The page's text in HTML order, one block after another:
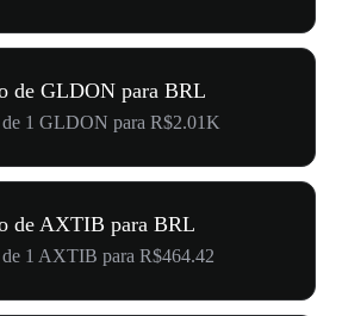
de GLDON para BRL
de 1 GLDON para R$2.01K
de AXTIB para BRL
de 1 AXTIB para R$464.42